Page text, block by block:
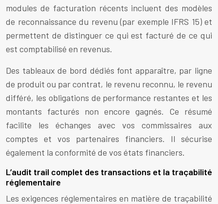
modules de facturation récents incluent des modèles
de reconnaissance du revenu (par exemple IFRS 15) et
permettent de distinguer ce qui est facturé de ce qui
est comptabilisé en revenus.
Des tableaux de bord dédiés font apparaître, par ligne
de produit ou par contrat, le revenu reconnu, le revenu
différé, les obligations de performance restantes et les
montants facturés non encore gagnés. Ce résumé
facilite les échanges avec vos commissaires aux
comptes et vos partenaires financiers. Il sécurise
également la conformité de vos états financiers.
L’audit trail complet des transactions et la traçabilité
réglementaire
Les exigences réglementaires en matière de traçabilité